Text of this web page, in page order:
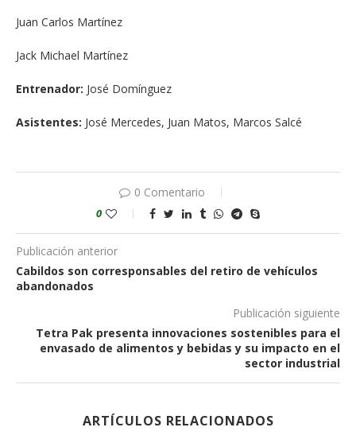
Juan Carlos Martínez
Jack Michael Martínez
Entrenador: José Domínguez
Asistentes: José Mercedes, Juan Matos, Marcos Salcé
0 Comentario
0
Publicación anterior
Cabildos son corresponsables del retiro de vehículos
abandonados
Publicación siguiente
Tetra Pak presenta innovaciones sostenibles para el
envasado de alimentos y bebidas y su impacto en el
sector industrial
ARTÍCULOS RELACIONADOS